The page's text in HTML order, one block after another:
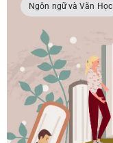
Ngôn ngữ và Văn Học